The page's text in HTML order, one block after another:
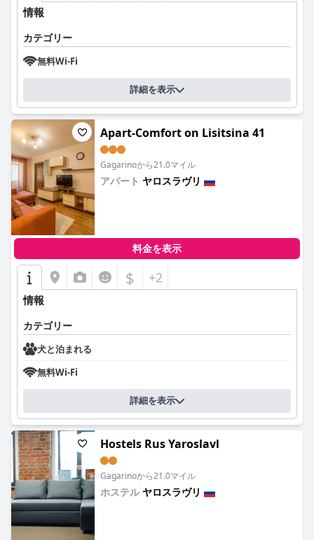
情報
カテゴリー
無料Wi-Fi
詳細を表示
Apart-Comfort on Lisitsina 41
Gagarinoから21.0マイル
アパート ヤロスラヴリ
料金を表示
$ +2
情報
カテゴリー
犬と泊まれる
無料Wi-Fi
詳細を表示
Hostels Rus Yaroslavl
Gagarinoから21.0マイル
ホステル ヤロスラヴリ